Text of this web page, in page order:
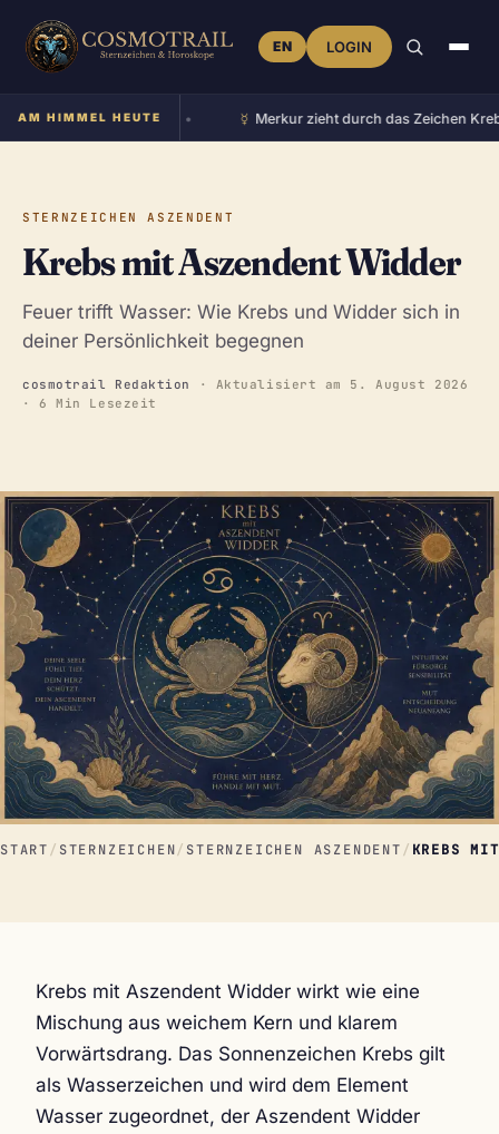
EN LOGIN
AM HIMMEL HEUTE
im Zeichen Zwillinge• Merkur zieht durch das Zeichen Krebs •
START / STERNZEICHEN/ STERNZEICHEN ASZENDENT / KREBS
STERNZEICHEN ASZENDENT
Krebs mit Aszendent Widder
Feuer trifft Wasser: Wie Krebs und Widder sich in
deiner Persönlichkeit begegnen
cosmotrail Redaktion · Aktualisiert am 5. August 2026
· 6 Min Lesezeit
Krebs mit Aszendent Widder wirkt wie eine
Mischung aus weichem Kern und klarem
Vorwärtsdrang. Das Sonnenzeichen Krebs gilt
als Wasserzeichen und wird dem Element
Wasser zugeordnet, der Aszendent Widder